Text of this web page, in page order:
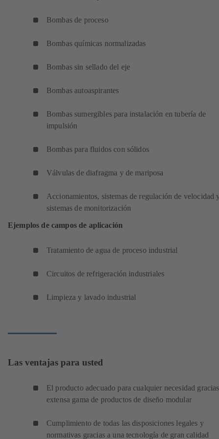
Bombas de proceso
Bombas químicas normalizadas
Bombas sin sellado del eje
Bombas autoaspirantes
Bombas sumergibles para instalación en tubería de
impulsión
Bombas para fluidos con sólidos
Válvulas de diafragma y de mariposa
Accionamientos, sistemas de regulación de velocidad
sistemas de monitorización
Ejemplos de campos de aplicación
Tratamiento de agua de proceso industrial
Circuitos de refrigeración industriales
Limpieza y lavado industrial
Las ventajas para usted
El producto adecuado para cualquier necesidad
extensa gama de productos de diseño modular
Cumplimiento de todas las disposiciones legales y
normativas gracias a una tecnología de gran calidad